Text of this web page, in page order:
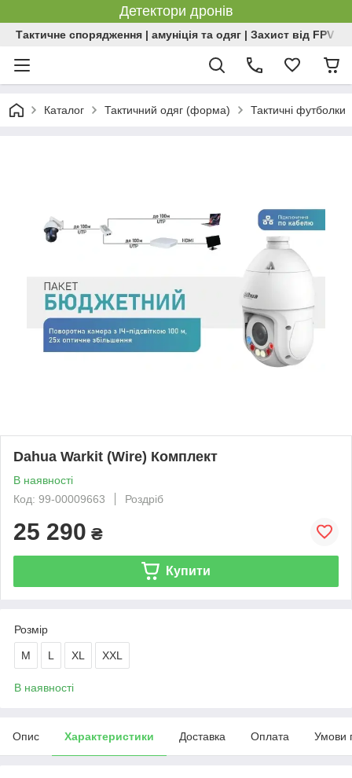
Детектори дронів
Тактичне спорядження | амуніція та одяг | Захист від FPV |
Каталог Тактичний одяг (форма) Тактичні футболки
Dahua Warkit (Wire) Комплект
В наявності
Код: 99-00009663
Роздріб
25 290 ₴
Купити
Розмір
M L XL XXL
В наявності
Опис Характеристики Доставка Оплата Умови